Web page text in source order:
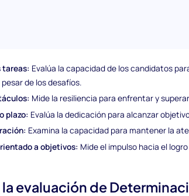
tareas: Evalúa la capacidad de los candidatos
de los desafíos.
Mide la resiliencia para enfrentar y
plazo: Evalúa la dedicación para alcanzar
Examina la capacidad para mantener la
a objetivos: Mide el impulso hacia el
evaluación de